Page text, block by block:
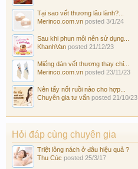
Tại sao vết thương lâu lành?...
Merinco.com.vn posted 3/1/24
Sau khi phun môi nên sử dụng...
KhanhVan posted 21/12/23
Miếng dán vết thương thay chỉ...
Merinco.com.vn posted 23/11/23
Nên tẩy nốt ruồi nào cho hợp...
Chuyên gia tư vấn posted 21/10/23
Hỏi đáp cùng chuyên gia
Triệt lông nách ở đâu hiệu quả ?
Thu Cúc posted 25/3/17